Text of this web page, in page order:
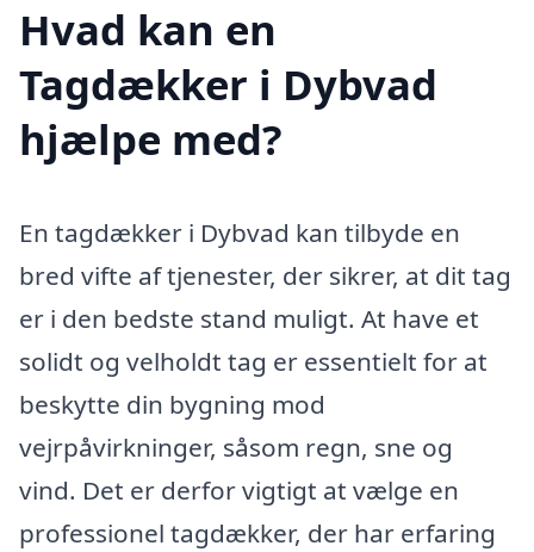
Hvad kan en
Tagdækker i Dybvad
hjælpe med?
En tagdækker i Dybvad kan tilbyde en
bred vifte af tjenester, der sikrer, at dit tag
er i den bedste stand muligt. At have et
solidt og velholdt tag er essentielt for at
beskytte din bygning mod
vejrpåvirkninger, såsom regn, sne og
vind. Det er derfor vigtigt at vælge en
professionel tagdækker, der har erfaring